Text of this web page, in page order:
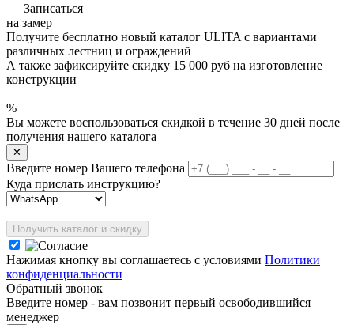
Записаться
на замер
Получите бесплатно новый каталог ULITA с вариантами
различных лестниц и ограждений
А также зафиксируйте скидку 15 000 руб на изготовление
конструкции
%
Вы можете воспользоваться скидкой в течение 30 дней после
получения нашего каталога
✕
Введите номер Вашего телефона
Куда прислать инструкцию?
Получить каталог и скидку
Нажимая кнопку вы соглашаетесь с условиями Политики
конфиденциальности
Обратный звонок
Введите номер - вам позвонит первый освободившийся
менеджер